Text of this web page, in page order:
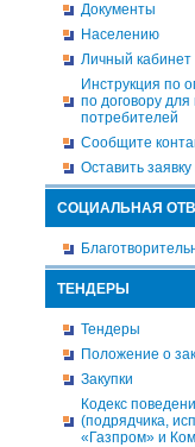
Документы
Населению
Личный кабинет
Инструкция по
по договору
потребителей
Сообщите
Оставить заявку
СОЦИАЛЬНАЯ
ТЕНДЕРЫ
Тендеры
Положение о
Закупки
Кодекс
(подрядчика,
«Газпром» и